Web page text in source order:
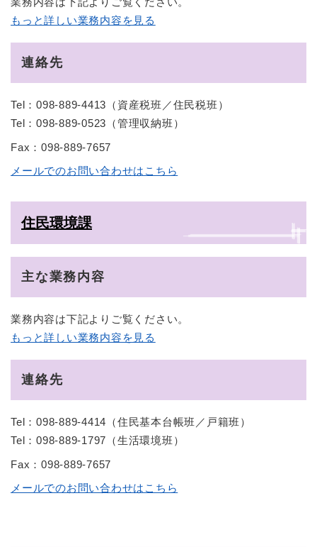
もっと詳しい業務内容を見る
連絡先
Tel：098-889-4413 （ 資産税班／住民税班 ）
Tel：098-889-0523 （管理収納班 ）
Fax：098-889-7657
メールでのお問い合わせはこちら
住民環境課
主な業務内容
業務内容は下記よりご覧ください。
もっと詳しい業務内容を見る
連絡先
Tel：098-889-4414 （住民基本台帳班／戸籍班 ）
Tel：098-889-1797 （生活環境班 ）
Fax：098-889-7657
メールでのお問い合わせはこちら